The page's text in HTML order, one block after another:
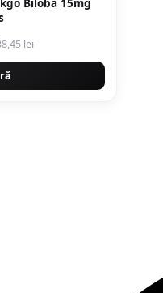
Biloba 15mg
lei